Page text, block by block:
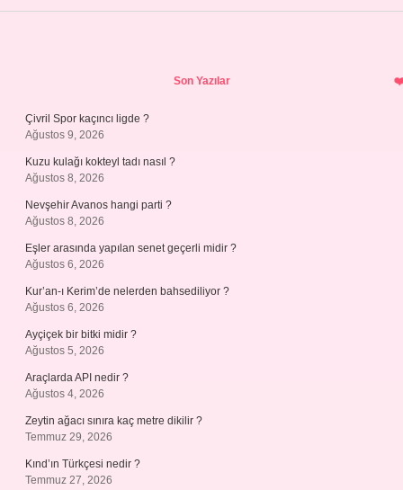
Son Yazılar
Çivril Spor kaçıncı ligde ?
Ağustos 9, 2026
Kuzu kulağı kokteyl tadı nasıl ?
Ağustos 8, 2026
Nevşehir Avanos hangi parti ?
Ağustos 8, 2026
Eşler arasında yapılan senet geçerli midir ?
Ağustos 6, 2026
Kur’an-ı Kerim’de nelerden bahsediliyor ?
Ağustos 6, 2026
Ayçiçek bir bitki midir ?
Ağustos 5, 2026
Araçlarda API nedir ?
Ağustos 4, 2026
Zeytin ağacı sınıra kaç metre dikilir ?
Temmuz 29, 2026
Kınd’ın Türkçesi nedir ?
Temmuz 27, 2026